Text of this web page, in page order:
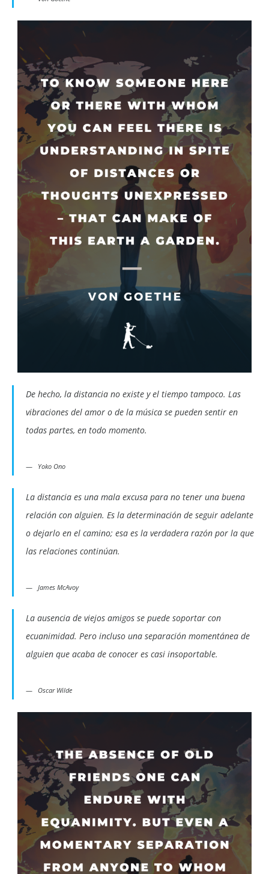
De hecho, la distancia no existe y el tiempo tampoco. Las
vibraciones del amor o de la música se pueden sentir en
todas partes, en todo momento.
Yoko Ono
La distancia es una mala excusa para no tener una buena
relación con alguien. Es la determinación de seguir adelante
o dejarlo en el camino; esa es la verdadera razón por la que
las relaciones continúan.
James McAvoy
La ausencia de viejos amigos se puede soportar con
ecuanimidad. Pero incluso una separación momentánea de
alguien que acaba de conocer es casi insoportable.
Oscar Wilde